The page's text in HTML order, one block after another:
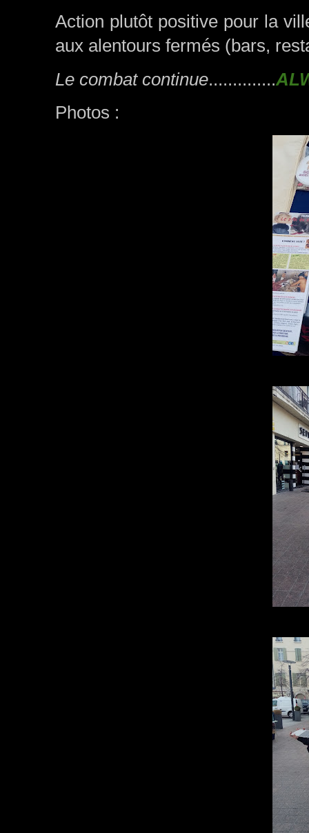
Action plutôt positive pour la
aux alentours fermés (bars,
Le combat continue..............
Photos :